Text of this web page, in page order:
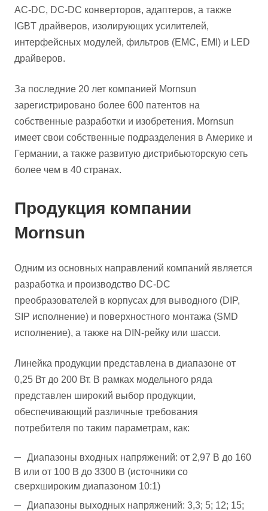
AC-DC, DC-DC конверторов, адаптеров, а также
IGBT драйверов, изолирующих усилителей,
интерфейсных модулей, фильтров (ЕMC, EMI) и LED
драйверов.
За последние 20 лет компанией Mornsun
зарегистрировано более 600 патентов на
собственные разработки и изобретения. Mornsun
имеет свои собственные подразделения в Америке и
Германии, а также развитую дистрибьюторскую сеть
более чем в 40 странах.
Продукция компании
Mornsun
Одним из основных направлений компаний является
разработка и производство DC-DC
преобразователей в корпусах для выводного (DIP,
SIP исполнение) и поверхностного монтажа (SMD
исполнение), а также на DIN-рейку или шасси.
Линейка продукции представлена в диапазоне от
0,25 Вт до 200 Вт. В рамках модельного ряда
представлен широкий выбор продукции,
обеспечивающий различные требования
потребителя по таким параметрам, как:
Диапазоны входных напряжений: от 2,97 В до 160
В или от 100 В до 3300 В (источники со
сверхшироким диапазоном 10:1)
Диапазоны выходных напряжений: 3,3; 5; 12; 15;